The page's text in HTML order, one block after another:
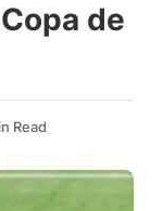
de
Read